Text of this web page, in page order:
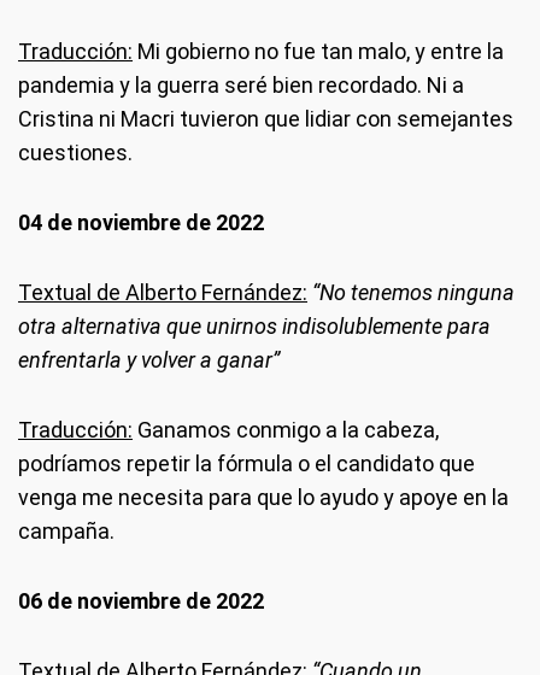
Traducción: Mi gobierno no fue tan malo, y entre la
pandemia y la guerra seré bien recordado. Ni a
Cristina ni Macri tuvieron que lidiar con semejantes
cuestiones.
04 de noviembre de 2022
Textual de Alberto Fernández: “No tenemos ninguna
otra alternativa que unirnos indisolublemente para
enfrentarla y volver a ganar”
Traducción: Ganamos conmigo a la cabeza,
podríamos repetir la fórmula o el candidato que
venga me necesita para que lo ayudo y apoye en la
campaña.
06 de noviembre de 2022